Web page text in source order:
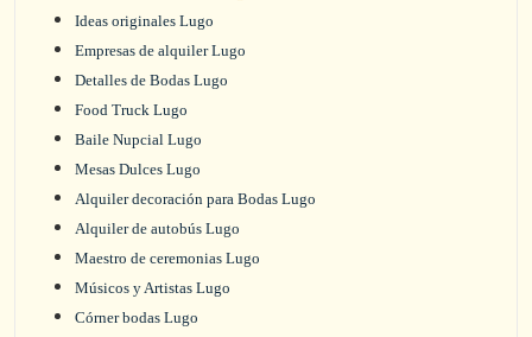
Ideas originales Lugo
Empresas de alquiler Lugo
Detalles de Bodas Lugo
Food Truck Lugo
Baile Nupcial Lugo
Mesas Dulces Lugo
Alquiler decoración para Bodas Lugo
Alquiler de autobús Lugo
Maestro de ceremonias Lugo
Músicos y Artistas Lugo
Córner bodas Lugo